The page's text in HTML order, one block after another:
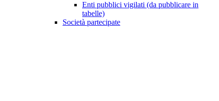
Enti pubblici vigilati (da pubblicare in
tabelle)
Società partecipate